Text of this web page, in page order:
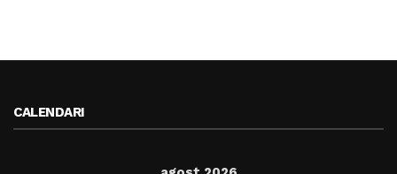
CALENDARI